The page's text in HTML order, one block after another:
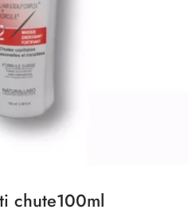
chute100ml